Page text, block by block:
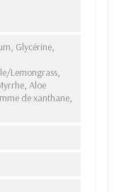
Glycérine,
Lemongrass,
Aloe
de xanthane,